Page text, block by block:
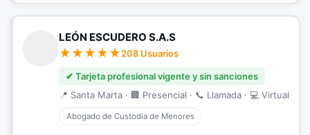
LEÓN ESCUDERO S.A.S
208 Usuarios
✔ Tarjeta profesional vigente y sin sanciones
📍 Santa Marta · 🏢 Presencial · 📞 Llamada · 💻 Virtual
Abogado de Custodia de Menores